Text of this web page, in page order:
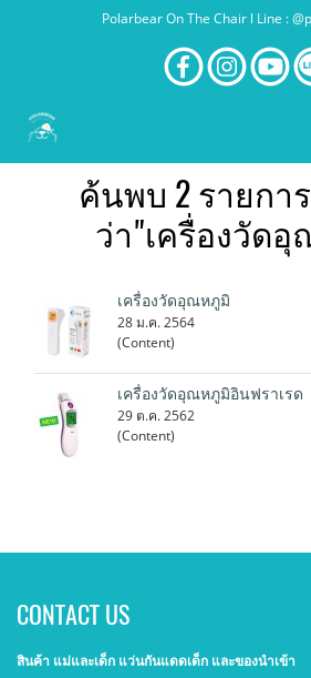
Polarbear On The Chair l Line :
ค้นพบ 2 รายกา
ว่า"เครื่องวัด
เครื่องวัดอุณหภูมิ
28 ม.ค. 2564
(Content)
เครื่องวัดอุณหภูมิอินฟราเรด
29 ต.ค. 2562
(Content)
CONTACT US
สินค้า แม่และเด็ก แว่นกันแดดเด็ก และของนำเข้า